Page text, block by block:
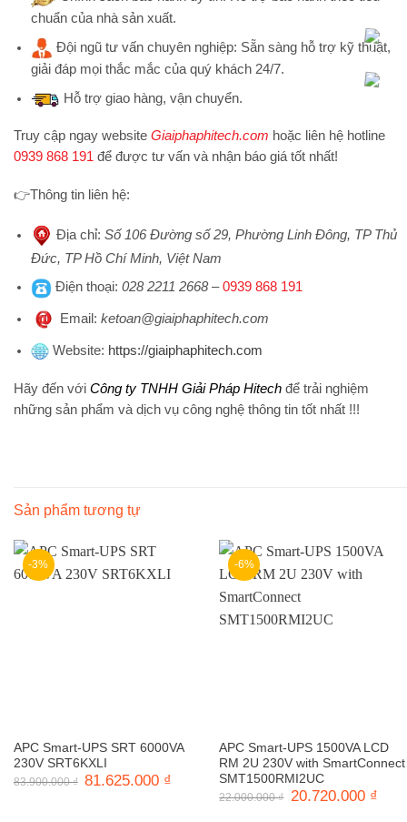
chuẩn của nhà sản xuất.
Đội ngũ tư vấn chuyên nghiệp: Sẵn sàng hỗ trợ kỹ thuật,
giải đáp mọi thắc mắc của quý khách 24/7.
Hỗ trợgiao hàng, vận chuyển.
Truy cập ngay website Giaiphaphitech.com hoặc liên hệ hotline
0939 868 191 để được tư vấn và nhận báo giá tốt nhất!
👉Thông tin liên hệ:
Địa chỉ: Số 106 Đường số 29, Phường Linh Đông, TP Thủ
Đức, TP Hồ Chí Minh, Việt Nam
Điện thoại: 028 2211 2668–0939 868 191
Email: ketoan@giaiphaphitech.com
Website: https://giaiphaphitech.com
Hãy đến với Công ty TNHH Giải Pháp Hitech để trải nghiệm
những sản phẩm và dịch vụ công nghệ thông tin tốt nhất !!!
Sản phẩm tương tự
-3%
APC Smart-UPS SRT 6000VA
230V SRT6KXLI
83.900.000₫ Giá
gốc
81.625.000 ₫
-6%
APC Smart-UPS 1500VA LCD
RM 2U 230V with SmartConnect
SMT1500RMI2UC
22.000.000₫
Giá
gốc
20.720.000 ₫